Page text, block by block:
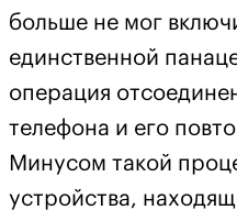
больше не мог
единственной
операция
телефона и его
Минусом такой
устройства,